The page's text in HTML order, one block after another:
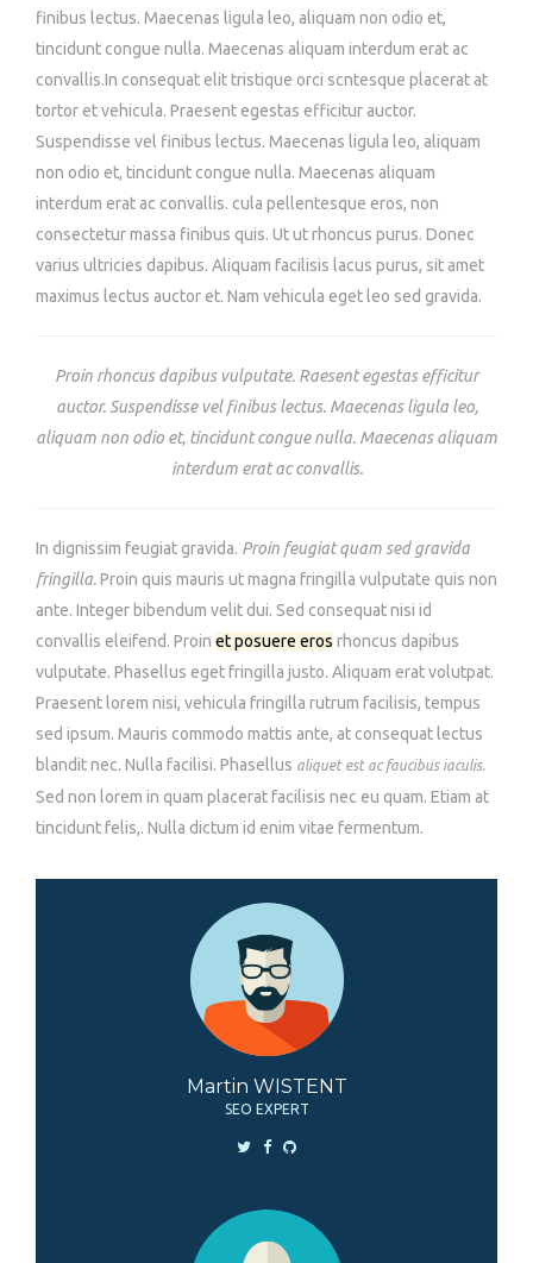
finibus lectus. Maecenas ligula leo, aliquam non odio et,
tincidunt congue nulla. Maecenas aliquam interdum erat ac
convallis.In consequat elit tristique orci scntesque placerat at
tortor et vehicula. Praesent egestas efficitur auctor.
Suspendisse vel finibus lectus. Maecenas ligula leo, aliquam
non odio et, tincidunt congue nulla. Maecenas aliquam
interdum erat ac convallis. cula pellentesque eros, non
consectetur massa finibus quis. Ut ut rhoncus purus. Donec
varius ultricies dapibus. Aliquam facilisis lacus purus, sit amet
maximus lectus auctor et. Nam vehicula eget leo sed gravida.
Proin rhoncus dapibus vulputate. Raesent egestas efficitur
auctor. Suspendisse vel finibus lectus. Maecenas ligula leo,
aliquam non odio et, tincidunt congue nulla. Maecenas aliquam
interdum erat ac convallis.
In dignissim feugiat gravida. Proin feugiat quam sed gravida
fringilla.Proin quis mauris ut magna fringilla vulputate quis non
ante. Integer bibendum velit dui. Sed consequat nisi id
convallis eleifend. Proin et posuere eros rhoncus dapibus
vulputate. Phasellus eget fringilla justo. Aliquam erat volutpat.
Praesent lorem nisi, vehicula fringilla rutrum facilisis, tempus
sed ipsum. Mauris commodo mattis ante, at consequat lectus
blandit nec. Nulla facilisi. Phasellus aliquet est ac faucibus iaculis.
Sed non lorem in quam placerat facilisis nec eu quam. Etiam at
tincidunt felis,. Nulla dictum id enim vitae fermentum.
Martin WISTENT
SEO EXPERT